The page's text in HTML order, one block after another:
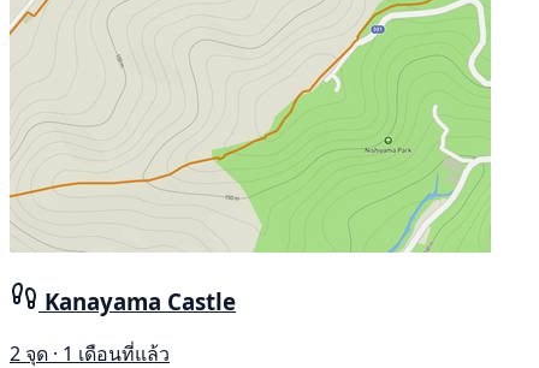
Kanayama Castle
2 จุด · 1 เดือนที่แล้ว